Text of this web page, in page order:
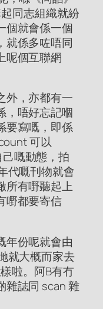
同志組織就紛
個就會係一個
就係多咗唔同
呢個互聯網
外，亦都有一
，唔好忘記嗰
要寫嘅，即係
可以
嘅動態，拍
代嘅刊物就會
所有嘢聽起上
嘢都要寄信
年份呢就會由
就大概而家去
啦。阿B有冇
雜誌同 scan 雜